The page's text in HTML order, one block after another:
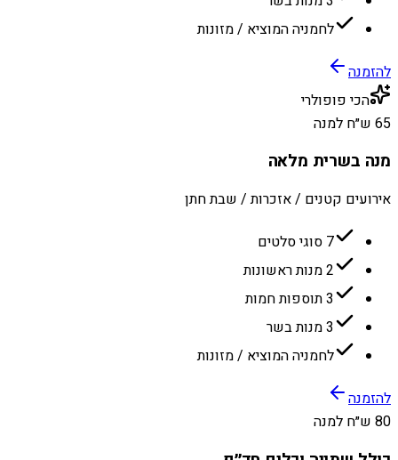
לחמניה המוציא / מזונות
להזמנה
הכי פופולרי
65 ש״ח למנה
מנה בשרית מלאה
אירועים קטנים / אזכרות / שבת חתן
7 סוגי סלטים
2 מנות ראשונות
3 תוספות חמות
3 מנות בשר
לחמניה המוציא / מזונות
להזמנה
80 ש״ח למנה